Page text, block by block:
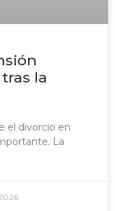
la
el divorcio en
La